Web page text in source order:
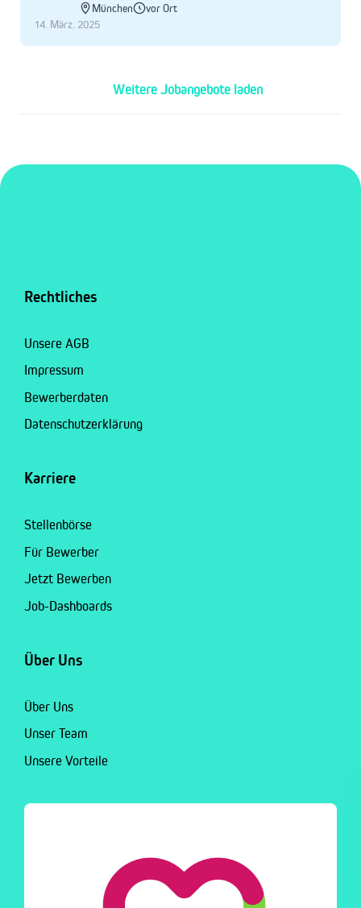
München
vor Ort
14. März. 2025
Weitere Jobangebote laden
Rechtliches
Unsere AGB
Impressum
Bewerberdaten
Datenschutzerklärung
Karriere
Stellenbörse
Für Bewerber
Jetzt Bewerben
Job-Dashboards
Über Uns
Über Uns
Unser Team
Unsere Vorteile